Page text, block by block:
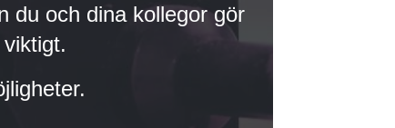
du och dina kollegor gör